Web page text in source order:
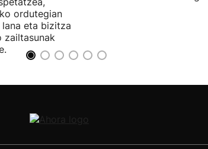
ordutegian
eta bizitza
zailtasunak